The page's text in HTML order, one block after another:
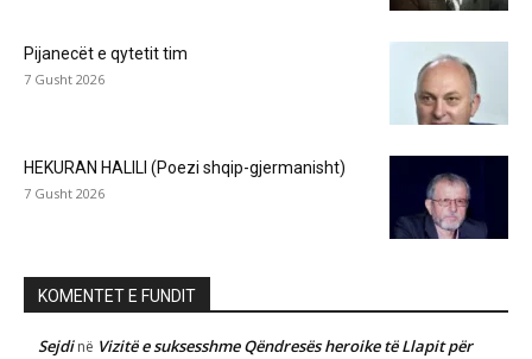
Pijanecët e qytetit tim
7 Gusht 2026
HEKURAN HALILI (Poezi shqip-gjermanisht)
7 Gusht 2026
KOMENTET E FUNDIT
Sejdinë Vizitë e suksesshme Qëndresës heroike të Llapit për